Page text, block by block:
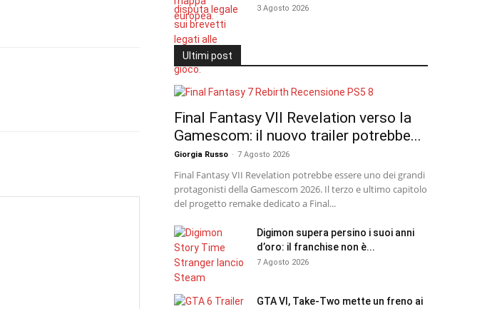
3 Agosto 2026
Ultimi post
Final Fantasy VII Revelation verso la
Gamescom: il nuovo trailer potrebbe...
Giorgia Russo - 7 Agosto 2026
Final Fantasy VII Revelation potrebbe essere uno dei grandi
protagonisti della Gamescom 2026. Il terzo e ultimo capitolo
del progetto remake dedicato a Final...
Digimon supera persino i suoi anni
d’oro: il franchise non è...
7 Agosto 2026
GTA VI, Take-Two mette un freno ai